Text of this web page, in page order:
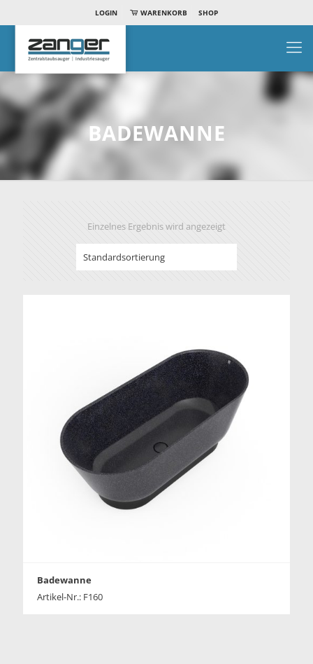
LOGIN WARENKORB SHOP
BADEWANNE
Einzelnes Ergebnis wird angezeigt
Badewanne
Artikel-Nr.: F160